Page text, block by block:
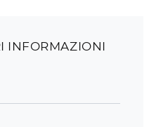
INFORMAZIONI